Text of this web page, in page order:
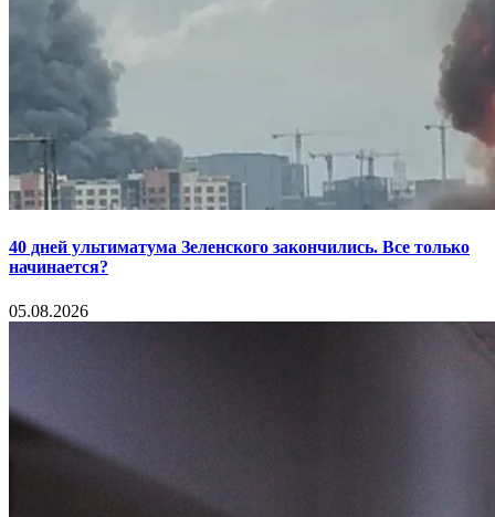
40 дней ультиматума Зеленского закончились. Все только
начинается?
05.08.2026